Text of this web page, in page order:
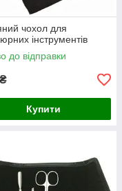
чохол для
інструментів
до відправки
₴
Купити